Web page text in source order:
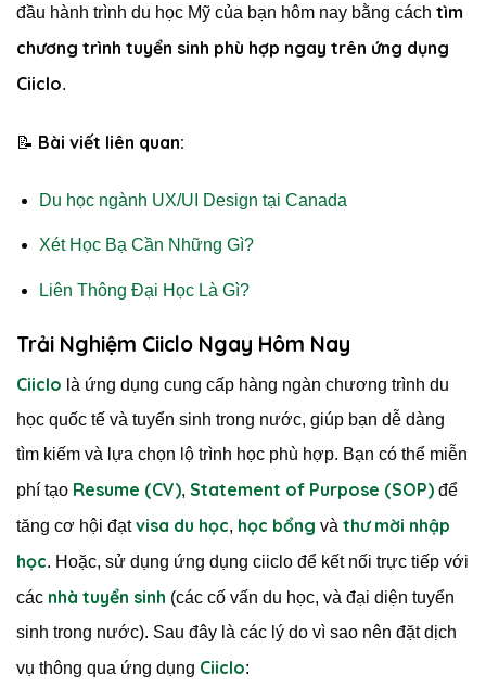
đầu hành trình du học Mỹ của bạn hôm nay bằng cách tìm
chương trình tuyển sinh phù hợp ngay trên ứng dụng
Ciiclo.
📝 Bài viết liên quan:
Du học ngành UX/UI Design tại Canada
Xét Học Bạ Cần Những Gì?
Liên Thông Đại Học Là Gì?
Trải Nghiệm Ciiclo Ngay Hôm Nay
Ciiclo là ứng dụng cung cấp hàng ngàn chương trình du
học quốc tế và tuyển sinh trong nước, giúp bạn dễ dàng
tìm kiếm và lựa chọn lộ trình học phù hợp. Bạn có thể miễn
phí tạo Resume (CV), Statement of Purpose (SOP) để
tăng cơ hội đạtvisa du học, học bổng và thư mời nhập
học. Hoặc, sử dụng ứng dụng ciiclo để kết nối trực tiếp với
các nhà tuyển sinh (các cố vấn du học, và đại diện tuyển
sinh trong nước). Sau đây là các lý do vì sao nên đặt dịch
vụ thông qua ứng dụng Ciiclo: